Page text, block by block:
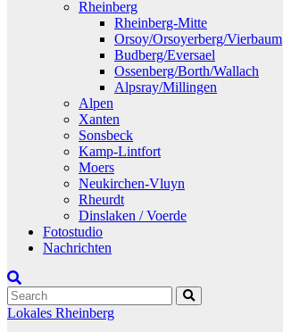
Rheinberg
Rheinberg-Mitte
Orsoy/Orsoyerberg/Vierbaum
Budberg/Eversael
Ossenberg/Borth/Wallach
Alpsray/Millingen
Alpen
Xanten
Sonsbeck
Kamp-Lintfort
Moers
Neukirchen-Vluyn
Rheurdt
Dinslaken / Voerde
Fotostudio
Nachrichten
Lokales Rheinberg